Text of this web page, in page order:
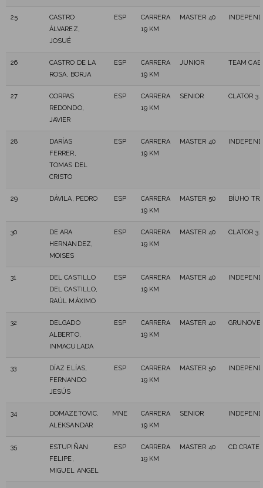
25
CASTRO
ÁLVAREZ,
JOSUÉ
ESP
CARRERA
19 KM
MASTER 40
26
CASTRO DE LA
ROSA, BORJA
ESP
CARRERA
19 KM
JUNIOR TEAM
27
CORPAS
REDONDO,
JAVIER
ESP
CARRERA
19 KM
SENIOR CLATOR 3.7
28
DARÍAS
FERRER,
TOMAS DEL
CRISTO
ESP
CARRERA
19 KM
MASTER 40
29 DÁVILA, PEDRO ESP
CARRERA
19 KM
MASTER 50 BÍUHO
30
DE ARA
HERNANDEZ,
MOISES
ESP
CARRERA
19 KM
MASTER 40 CLATOR 3.7
31
DEL CASTILLO
DEL CASTILLO,
RAÚL MÁXIMO
ESP
CARRERA
19 KM
MASTER 40
32
DELGADO
ALBERTO,
INMACULADA
ESP
CARRERA
19 KM
MASTER 40
33
DÍAZ ELÍAS,
FERNANDO
JESÚS
ESP
CARRERA
19 KM
MASTER 50
34
DOMAZETOVIC,
ALEKSANDAR
MNE
CARRERA
19 KM
SENIOR
35
ESTUPIÑAN
FELIPE,
MIGUEL ANGEL
ESP
CARRERA
19 KM
MASTER 40 CD